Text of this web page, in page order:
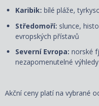
Karibik: bílé pláže,
Středomoří: slunce,
evropských přístavů
Severní Evropa: norské
nezapomenutelné výhledy
Akční ceny platí na vybrané